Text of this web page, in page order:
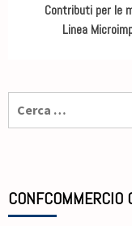
Contributi per le
Linea
CONFCOMMERCIO